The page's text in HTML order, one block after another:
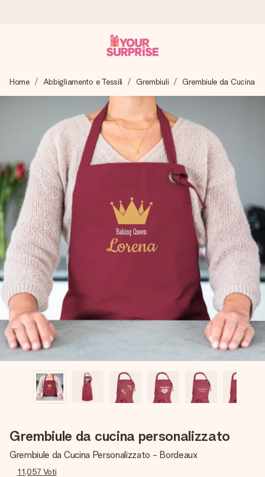
Prepariamo il tuo regalo con attenzione e lo spediamo in un
lampo – così potrai consegnarlo al momento giusto, quando
4,7 (basato su +15.000 recensioni)
I nostri regali ispirano. I clienti ci valutano 4,7 su Google
Reviews.
Biglietto d'auguri gratuito
Realizza qualcosa di unico in pochi passi – con il suo nome,
una tua foto o un messaggio che tocchi il cuore. Nessuna
complicazione, solo tanto amore per il momento perfetto.
Home Abbigliamento e Tessili Grembiuli Grembiule da Cucina
Grembiule da cucina personalizzato
Grembiule da Cucina Personalizzato - Bordeaux
11,057 Voti